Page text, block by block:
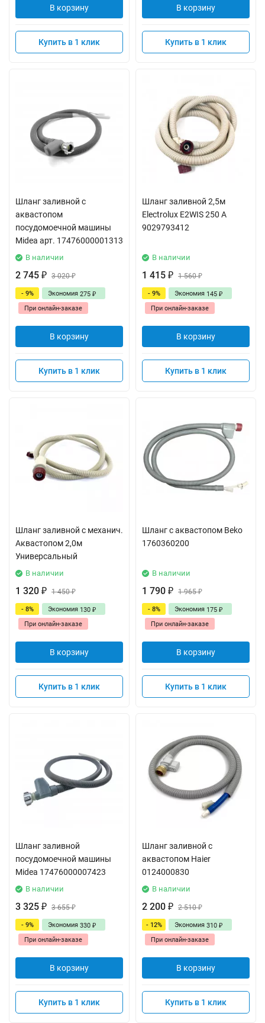
В корзину
Купить в 1 клик
В корзину
Купить в 1 клик
Шланг заливной с
аквастопом
посудомоечной машины
Midea арт. 17476000001313
В наличии
2 745 ₽ 3 020₽
- 9% Экономия 275 ₽
При онлайн-заказе
В корзину
Купить в 1 клик
Шланг заливной 2,5м
Electrolux E2WIS 250 A
9029793412
В наличии
1 415 ₽ 1 560₽
- 9% Экономия 145 ₽
При онлайн-заказе
В корзину
Купить в 1 клик
Шланг заливной с механич.
Аквастопом 2,0м
Универсальный
В наличии
1 320 ₽ 1 450₽
- 8% Экономия 130 ₽
При онлайн-заказе
В корзину
Купить в 1 клик
Шланг с аквастопом Beko
1760360200
В наличии
1 790 ₽ 1 965₽
- 8% Экономия 175 ₽
При онлайн-заказе
В корзину
Купить в 1 клик
Шланг заливной
посудомоечной машины
Midea 17476000007423
В наличии
3 325 ₽ 3 655₽
- 9% Экономия 330 ₽
При онлайн-заказе
В корзину
Купить в 1 клик
Шланг заливной с
аквастопом Haier
0124000830
В наличии
2 200 ₽ 2 510₽
- 12% Экономия 310 ₽
При онлайн-заказе
В корзину
Купить в 1 клик